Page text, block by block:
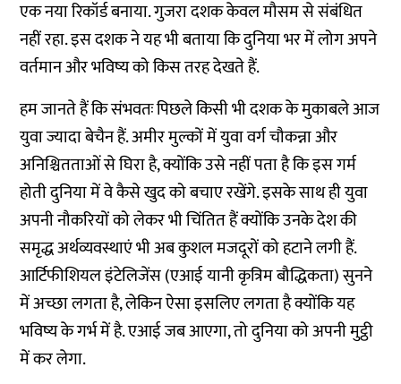
एक नया रिकॉर्ड बनाया. गुजरा दशक केवल मौसम से संबंधित
नहीं रहा. इस दशक ने यह भी बताया कि दुनिया भर में लोग अपने
वर्तमान और भविष्य को किस तरह देखते हैं.
हम जानते हैं कि संभवतः पिछले किसी भी दशक के मुकाबले आज
युवा ज्यादा बेचैन हैं. अमीर मुल्कों में युवा वर्ग चौकन्ना और
अनिश्चितताओं से घिरा है, क्योंकि उसे नहीं पता है कि इस गर्म
होती दुनिया में वे कैसे खुद को बचाए रखेंगे. इसके साथ ही युवा
अपनी नौकरियों को लेकर भी चिंतित हैं क्योंकि उनके देश की
समृद्ध अर्थव्यवस्थाएं भी अब कुशल मजदूरों को हटाने लगी हैं.
आर्टिफीशियल इंटेलिजेंस (एआई यानी कृत्रिम बौद्धिकता) सुनने
में अच्छा लगता है, लेकिन ऐसा इसलिए लगता है क्योंकि यह
भविष्य के गर्भ में है. एआई जब आएगा, तो दुनिया को अपनी मुट्ठी
में कर लेगा.